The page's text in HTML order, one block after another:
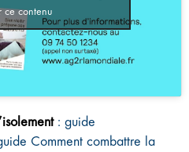
ce contenu
: guide
Comment combattre la